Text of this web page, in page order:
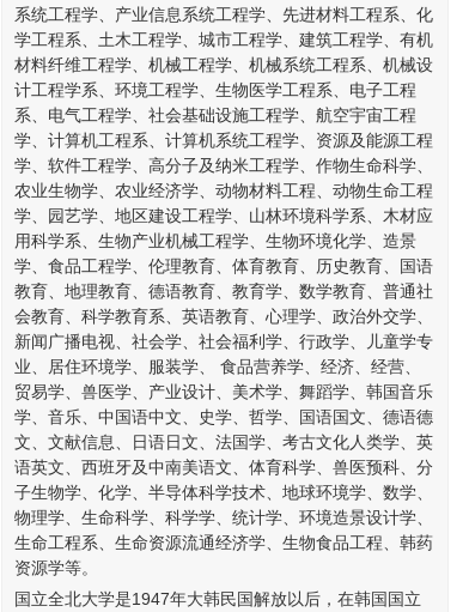
系统工程学、产业信息系统工程学、先进材料工程系、化
学工程系、土木工程学、城市工程学、建筑工程学、有机
材料纤维工程学、机械工程学、机械系统工程系、机械设
计工程学系、环境工程学、生物医学工程系、电子工程
系、电气工程学、社会基础设施工程学、航空宇宙工程
学、计算机工程系、计算机系统工程学、资源及能源工程
学、软件工程学、高分子及纳米工程学、作物生命科学、
农业生物学、农业经济学、动物材料工程、动物生命工程
学、园艺学、地区建设工程学、山林环境科学系、木材应
用科学系、生物产业机械工程学、生物环境化学、造景
学、食品工程学、伦理教育、体育教育、历史教育、国语
教育、地理教育、德语教育、教育学、数学教育、普通社
会教育、科学教育系、英语教育、心理学、政治外交学、
新闻广播电视、社会学、社会福利学、行政学、儿童学专
业、居住环境学、服装学、 食品营养学、经济、经营、
贸易学、兽医学、产业设计、美术学、舞蹈学、韩国音乐
学、音乐、中国语中文、史学、哲学、国语国文、德语德
文、文献信息、日语日文、法国学、考古文化人类学、英
语英文、西班牙及中南美语文、体育科学、兽医预科、分
子生物学、化学、半导体科学技术、地球环境学、数学、
物理学、生命科学、科学学、统计学、环境造景设计学、
生命工程系、生命资源流通经济学、生物食品工程、韩药
资源学等。
国立全北大学是1947年大韩民国解放以后，在韩国国立